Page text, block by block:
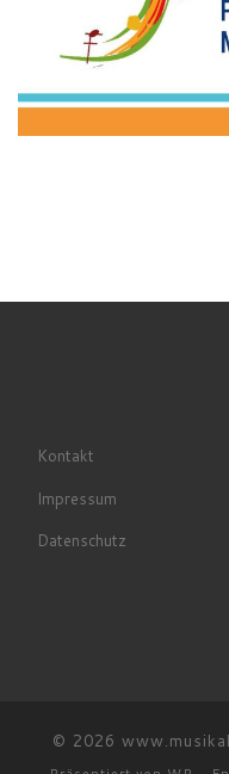
Kontakt
Impressum
Datenschutz
© 2026